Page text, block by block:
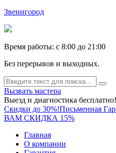
Звенигород
Время работы: c 8:00 до 21:00
Без перерывов и выходных.
Вызвать мастера
Выезд и диагностика бесплатно!
Скидки до 30%!Письменная
ВАМ СКИДКА 15%
Главная
О компании